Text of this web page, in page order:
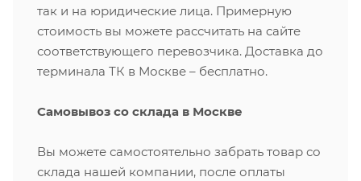
так и на юридические лица. Примерную
стоимость вы можете рассчитать на сайте
соответствующего перевозчика. Доставка до
терминала ТК в Москве – бесплатно.
Самовывоз со склада в Москве
Вы можете самостоятельно забрать товар со
склада нашей компании, после оплаты